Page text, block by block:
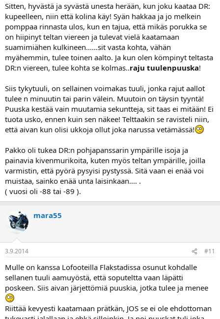
Sitten, hyvästä ja syvästä unesta herään, kun joku kaataa DR:
kupeelleen, niin että kolina käy! Syän hakkaa ja jo melkein
pomppaa rinnasta ulos, kun en tajua, että mikäs porukka se
on hiipinyt teltan viereen ja tulevat vielä kaatamaan
suamimiähen kulkineen......sit vasta kohta, vähän
myähemmin, tulee toinen aalto. Ja kun olen kömpinyt teltasta
DR:n viereen, tulee kohta se kolmas..raju tuulenpuuska!
Siis tykytuuli, on sellainen voimakas tuuli, jonka rajut aallot
tulee n minuutin tai parin välein. Muutoin on täysin tyyntä!
Puuska kestää vain muutamia sekuntteja, sit taas ei mitään! Ei
tuota usko, ennen kuin sen näkee! Telttaakin se ravisteli niin,
että aivan kun olisi ukkoja ollut joka narussa vetämässä!
Pakko oli tukea DR:n pohjapanssarin ympärille isoja ja
painavia kivenmurikoita, kuten myös teltan ympärille, joilla
varmistin, että pyörä pysyisi pystyssä. Sitä vaan ei enää voi
muistaa, sainko enää unta laisinkaan.... .
( vuosi oli -88 tai -89 ).
mara55
3.9.2014 #11
Mulle on kanssa Lofooteilla Flakstadissa osunut kohdalle
sellanen tuuli aamuyöstä, että soputeltta vaan läpätti
poskeen. Siis aivan järjettömiä puuskia, jotka tulee ja menee
Riittää kevyesti kaatamaan prätkän, JOS se ei ole ehdottoman